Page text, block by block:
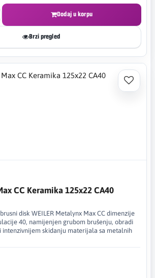
Dodaj u korpu
Brzi pregled
CC Keramika 125x22 CA40
disk WEILER Metalynx Max CC dimenzije
40, namijenjen grubom brušenju, obradi
intenzivnijem skidanju materijala sa metalnih